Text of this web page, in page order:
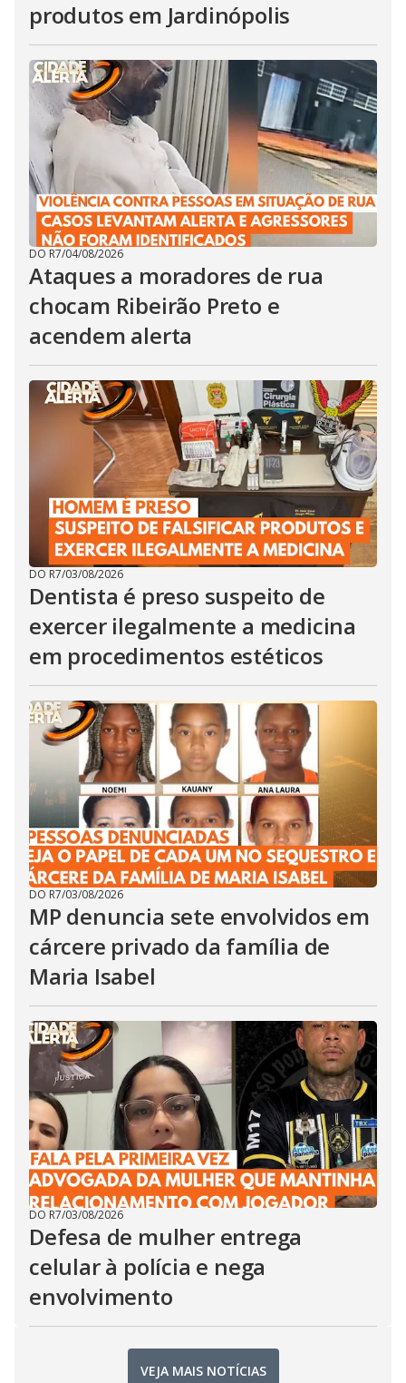
produtos em Jardinópolis
DO R7/04/08/2026
Ataques a moradores de rua
chocam Ribeirão Preto e
acendem alerta
DO R7/03/08/2026
Dentista é preso suspeito de
exercer ilegalmente a medicina
em procedimentos estéticos
DO R7/03/08/2026
MP denuncia sete envolvidos em
cárcere privado da família de
Maria Isabel
DO R7/03/08/2026
Defesa de mulher entrega
celular à polícia e nega
envolvimento
VEJA MAIS NOTÍCIAS